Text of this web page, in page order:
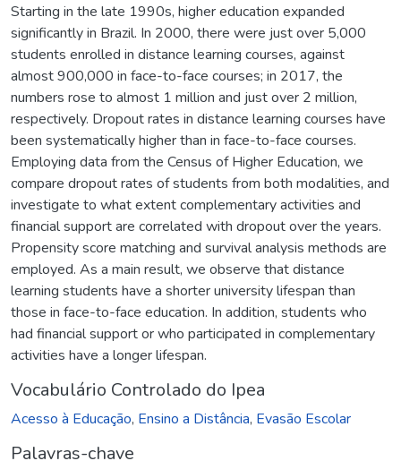
Starting in the late 1990s, higher education expanded
significantly in Brazil. In 2000, there were just over 5,000
students enrolled in distance learning courses, against
almost 900,000 in face-to-face courses; in 2017, the
numbers rose to almost 1 million and just over 2 million,
respectively. Dropout rates in distance learning courses have
been systematically higher than in face-to-face courses.
Employing data from the Census of Higher Education, we
compare dropout rates of students from both modalities, and
investigate to what extent complementary activities and
financial support are correlated with dropout over the years.
Propensity score matching and survival analysis methods are
employed. As a main result, we observe that distance
learning students have a shorter university lifespan than
those in face-to-face education. In addition, students who
had financial support or who participated in complementary
activities have a longer lifespan.
Vocabulário Controlado do Ipea
Acesso à Educação, Ensino a Distância, Evasão Escolar
Palavras-chave